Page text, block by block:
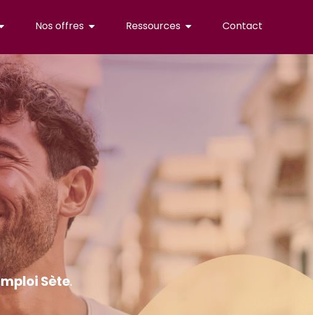
Nos offres Ressources Contact
Sète.